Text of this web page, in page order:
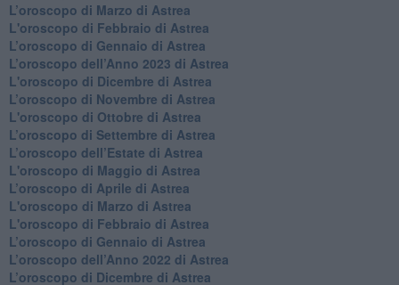
L’oroscopo di Marzo di Astrea
L'oroscopo di Febbraio di Astrea
​L’oroscopo di Gennaio di Astrea
​L’oroscopo dell’Anno 2023 di Astrea
L'oroscopo di Dicembre di Astrea
L’oroscopo di Novembre di Astrea
L'oroscopo di Ottobre di Astrea
​L’oroscopo di Settembre di Astrea
​L’oroscopo dell’Estate di Astrea
L'oroscopo di Maggio di Astrea
​L’oroscopo di Aprile di Astrea
L'oroscopo di Marzo di Astrea
L'oroscopo di Febbraio di Astrea
​L’oroscopo di Gennaio di Astrea
​L’oroscopo dell’Anno 2022 di Astrea
​L’oroscopo di Dicembre di Astrea